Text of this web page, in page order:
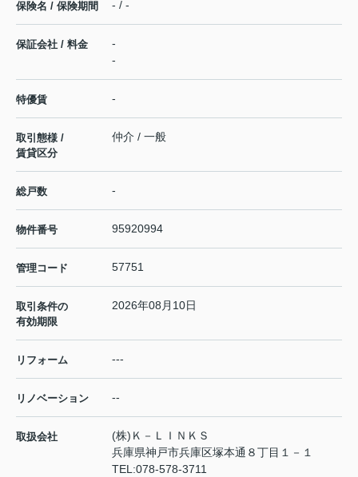
保険名 / 保険期間 - / -
保証会社 / 料金
-
-
特優賃 -
取引態様 /
賃貸区分
仲介 / 一般
総戸数 -
物件番号 95920994
管理コード 57751
取引条件の
有効期限
2026年08月10日
リフォーム ---
リノベーション --
取扱会社
(株)Ｋ－ＬＩＮＫＳ
兵庫県神戸市兵庫区塚本通８丁目１－１
TEL:078-578-3711